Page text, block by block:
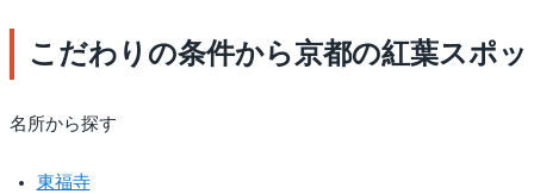
こだわりの条件から京都の紅葉スポ
名所から探す
東福寺